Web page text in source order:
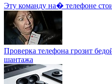
Эту команду на� телефоне
Проверка телефона грозит
шантажа